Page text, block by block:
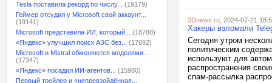
Tesla поставила рекорд по числу...
(19179)
Геймер отсудил у Microsoft свой аккаунт...
(19141)
Microsoft представила ИИ, который...
(18788)
«Яндекс» улучшил поиск АЗС без...
(17692)
Microsoft и Mistral обменяются моделями...
(17347)
«Яндекс» посадил ИИ-агентов...
(15980)
Первый трейлер и «непревзойдённая...
3Dnews.ru , 2024-07-21
Хакеры взломали
Сегодня утром
политическим
используют для
распространения
спам-рассылка